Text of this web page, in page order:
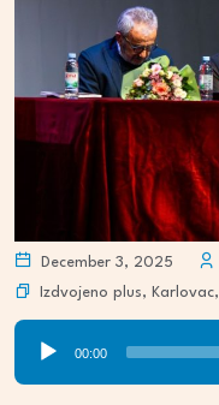
December 3, 2025
Izdvojeno plus, Karlovac,
00:00